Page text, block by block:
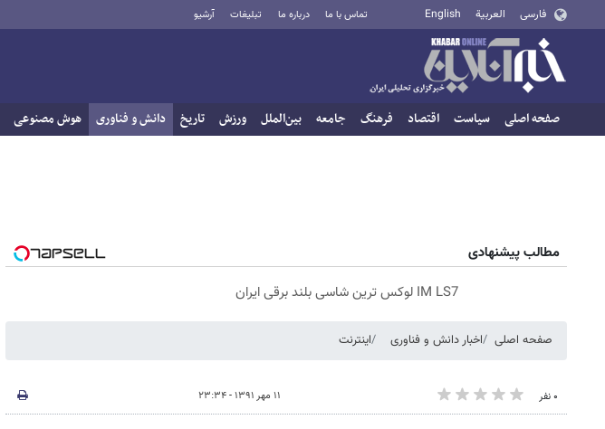
فارسی العربية English تماس با ما درباره ما تبلیغات آرشیو
صفحه اصلی سیاست اقتصاد فرهنگ جامعه بین‌الملل ورزش تاریخ دانش و فناوری هوش مصنوعی
مطالب پیشنهادی
IM LS7 لوکس ترین شاسی بلند برقی ایران
صفحه اصلی اخبار دانش و فناوری اینترنت
۰ نفر ۱۱ مهر ۱۳۹۱ - ۲۳:۳۴